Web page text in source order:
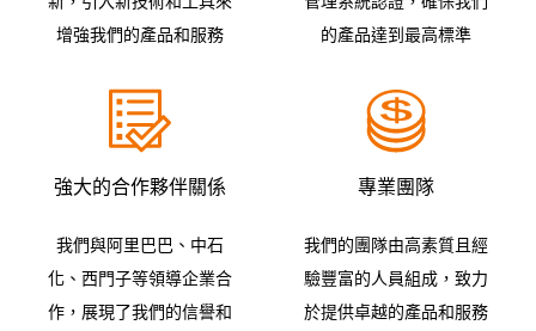
增強我們的產品和服務
的產品達到最高標準
強大的合作夥伴關係
我們與阿里巴巴、中石
化、西門子等領導企業合
作，展現了我們的信譽和
專業團隊
我們的團隊由高素質且經
驗豐富的人員組成，致力
於提供卓越的產品和服務